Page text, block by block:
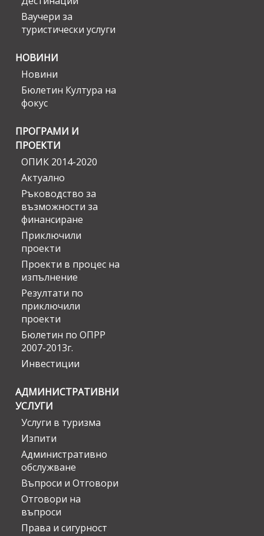
Ваучери за
туристически услуги
НОВИНИ
Новини
Бюлетин Култура на
фокус
ПРОГРАМИ И
ПРОЕКТИ
ОПИК 2014-2020
Актуално
Ръководство за
възможности за
финансиране
Приключили
проекти
Проекти в процес на
изпълнение
Резултати по
приключили
проекти
Бюлетин по ОПРР
2007-2013г.
Инвестиции
АДМИНИСТРАТИВНИ
УСЛУГИ
Услуги в туризма
Изпити
Административно
обслужване
Въпроси и Отговори
Отговори на
въпроси
Права и сигурност